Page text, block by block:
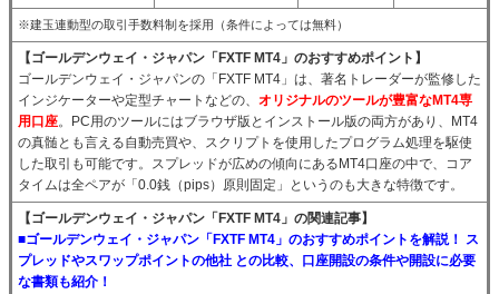
※建玉連動型の取引手数料制を採用（条件によっては無料）
【ゴールデンウェイ・ジャパン「FXTF MT4」のおすすめポイント】
ゴールデンウェイ・ジャパンの「FXTF MT4」は、著名トレーダーが監修した
インジケーターや定型チャートなどの、 オリジナルのツールが豊富なMT4専
用口座。PC用のツールにはブラウザ版とインストール版の両方があり、MT4
の真髄とも言える自動売買や、スクリプトを使用したプログラム処理を駆使
した取引も可能です。スプレッドが広めの傾向にあるMT4口座の中で、コア
タイムは全ペアが「0.0銭（pips）原則固定」というのも大きな特徴です。
【ゴールデンウェイ・ジャパン「FXTF MT4」の関連記事】
■ゴールデンウェイ・ジャパン「FXTF MT4」のおすすめポイントを解説！ ス
プレッドやスワップポイントの他社 との比較、口座開設の条件や開設に必要
な書類も紹介！